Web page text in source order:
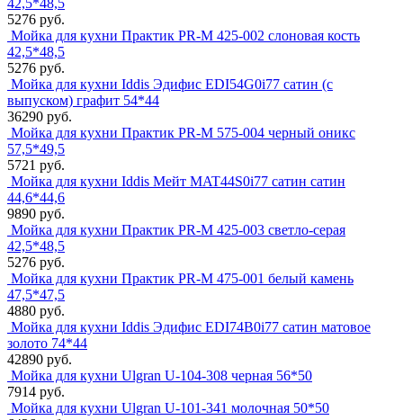
5276 руб.
Мойка для кухни Практик PR-M 425-002 слоновая кость
42,5*48,5
5276 руб.
Мойка для кухни Iddis Эдифис EDI54G0i77 сатин (с
выпуском) графит 54*44
36290 руб.
Мойка для кухни Практик PR-M 575-004 черный оникс
57,5*49,5
5721 руб.
Мойка для кухни Iddis Мейт MAT44S0i77 сатин сатин
44,6*44,6
9890 руб.
Мойка для кухни Практик PR-M 425-003 светло-серая
42,5*48,5
5276 руб.
Мойка для кухни Практик PR-M 475-001 белый камень
47,5*47,5
4880 руб.
Мойка для кухни Iddis Эдифис EDI74B0i77 сатин матовое
золото 74*44
42890 руб.
Мойка для кухни Ulgran U-104-308 черная 56*50
7914 руб.
Мойка для кухни Ulgran U-101-341 молочная 50*50